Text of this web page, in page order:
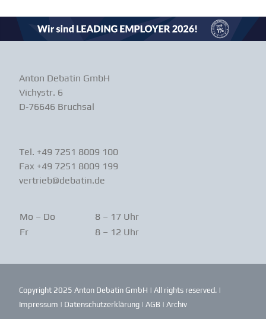
Anton Debatin GmbH
Vichystr. 6
D‑76646 Bruchsal
Tel. +49 7251 8009 100
Fax +49 7251 8009 199
vertrieb@debatin.de
Mo – Do
8 – 17 Uhr
Fr
8 – 12 Uhr
Copyright 2025 Anton Debatin GmbH | All rights reserved. |
Impressum | Daten­schutz­er­klärung| AGB | Archiv